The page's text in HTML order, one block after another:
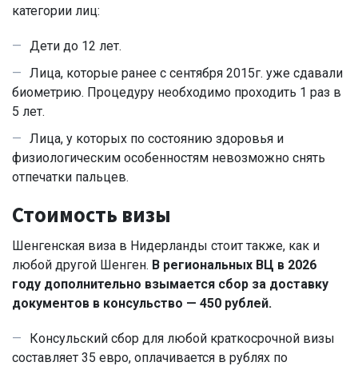
категории лиц:
Дети до 12 лет.
Лица, которые ранее с сентября 2015г. уже сдавали
биометрию. Процедуру необходимо проходить 1 раз в
5 лет.
Лица, у которых по состоянию здоровья и
физиологическим особенностям невозможно снять
отпечатки пальцев.
Стоимость визы
Шенгенская виза в Нидерланды стоит также, как и
любой другой Шенген. В региональных ВЦ в 2026
году дополнительно взымается сбор за доставку
документов в консульство — 450 рублей.
Консульский сбор для любой краткосрочной визы
составляет 35 евро, оплачивается в рублях по